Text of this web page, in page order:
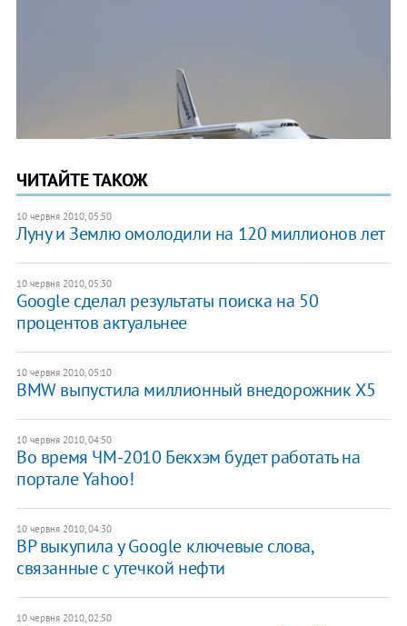
ЧИТАЙТЕ ТАКОЖ
10 червня 2010, 05:50
Луну и Землю омолодили на 120 миллионов лет
10 червня 2010, 05:30
Google сделал результаты поиска на 50
процентов актуальнее
10 червня 2010, 05:10
BMW выпустила миллионный внедорожник X5
10 червня 2010, 04:50
Во время ЧМ-2010 Бекхэм будет работать на
портале Yahoo!
10 червня 2010, 04:30
BP выкупила у Google ключевые слова,
связанные с утечкой нефти
10 червня 2010, 02:50